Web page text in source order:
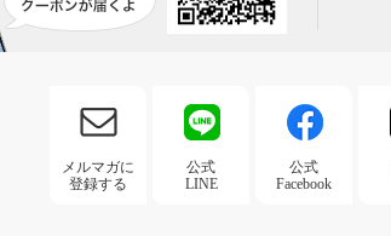
メルマガに
登録する
公式
LINE
公式
Facebook